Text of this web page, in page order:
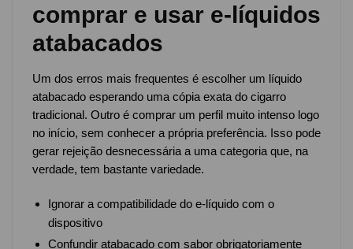
comprar e usar e-líquidos
atabacados
Um dos erros mais frequentes é escolher um líquido
atabacado esperando uma cópia exata do cigarro
tradicional. Outro é comprar um perfil muito intenso logo
no início, sem conhecer a própria preferência. Isso pode
gerar rejeição desnecessária a uma categoria que, na
verdade, tem bastante variedade.
Ignorar a compatibilidade do e-líquido com o
dispositivo
Confundir atabacado com sabor obrigatoriamente